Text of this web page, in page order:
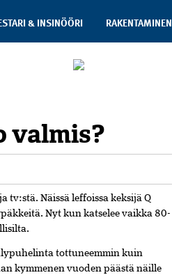
& INSINÖÖRI RAKENTAMINEN
valmis?
tv:stä. Näissä leffoissa keksijä Q
Nyt kun katselee vaikka 80-
tottuneemmin kuin
kymmenen vuoden päästä näille